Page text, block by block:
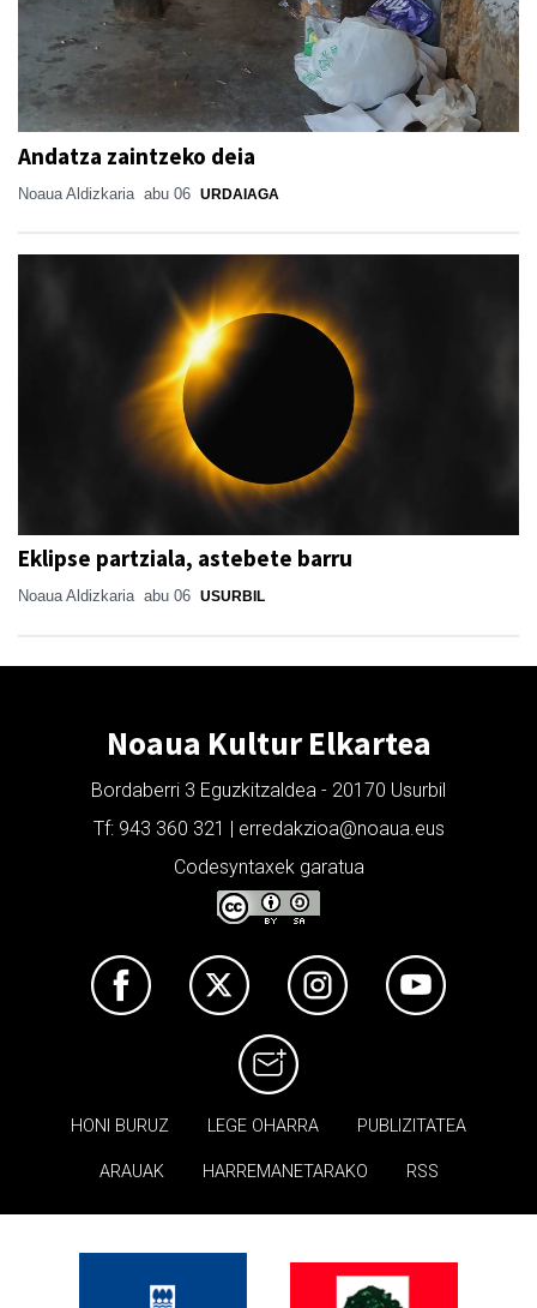
Andatza zaintzeko deia
Noaua Aldizkaria abu 06 URDAIAGA
Eklipse partziala, astebete barru
Noaua Aldizkaria abu 06 USURBIL
Noaua Kultur Elkartea
Bordaberri 3 Eguzkitzaldea - 20170 Usurbil
Tf: 943 360 321 | erredakzioa@noaua.eus
Codesyntaxek garatua
HONI BURUZ LEGE OHARRA PUBLIZITATEA
ARAUAK HARREMANETARAKO RSS